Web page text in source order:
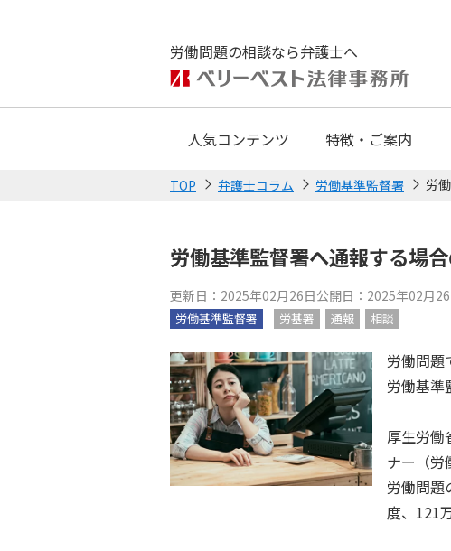
労働問題の相談なら弁護士へ
人気コンテンツ 特徴・ご案内
TOP 弁護士コラム 労働基準監督署 労
労働基準監督署へ通報する場
更新日：2025年02月26日公開日：2025年02月
労働基準監督署 労基署 通報 相談
労働問題
労働基準
厚生労働
ナー（労
労働問題
度、121